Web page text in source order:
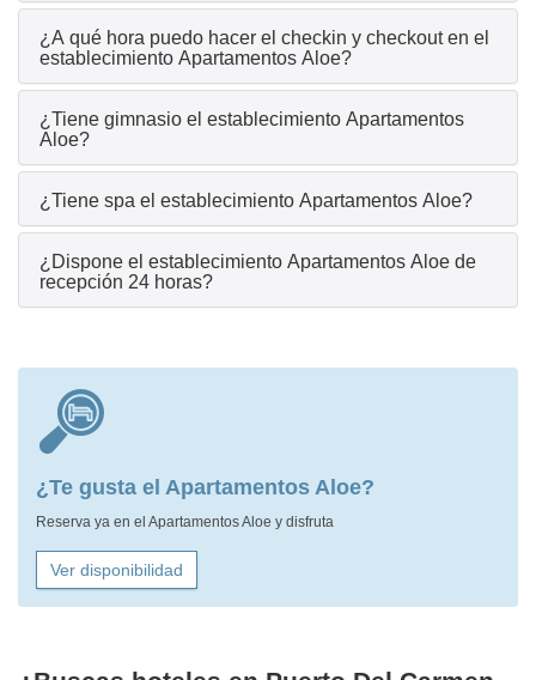
¿A qué hora puedo hacer el checkin y checkout en el
establecimiento Apartamentos Aloe?
¿Tiene gimnasio el establecimiento Apartamentos
Aloe?
¿Tiene spa el establecimiento Apartamentos Aloe?
¿Dispone el establecimiento Apartamentos Aloe de
recepción 24 horas?
¿Te gusta el Apartamentos Aloe?
Reserva ya en el Apartamentos Aloe y disfruta
Ver disponibilidad